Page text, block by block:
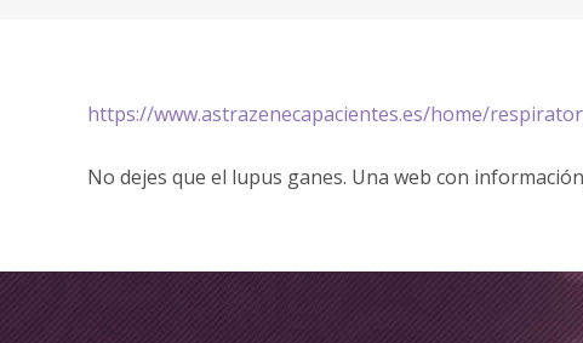
https://www.astrazenecapacientes.es/home/
No dejes que el lupus ganes. Una web con